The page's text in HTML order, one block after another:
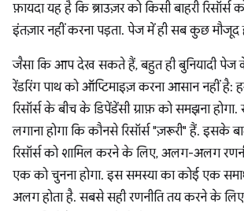
फ़ायदा यह है कि ब्राउज़र को किसी बाहरी
इंतज़ार नहीं करना पड़ता. पेज में ही सब कुछ मौजूद
जैसा कि आप देख सकते हैं, बहुत ही बुनियादी पेज
रेंडरिंग पाथ को ऑप्टिमाइज़ करना आसान नहीं
रिसॉर्स के बीच के डिपेंडेंसी ग्राफ़ को समझना होगा.
लगाना होगा कि कौनसे रिसॉर्स "ज़रूरी" हैं. इसके
रिसॉर्स को शामिल करने के लिए, अलग-अलग
एक को चुनना होगा. इस समस्या का कोई एक
अलग होता है. सबसे सही रणनीति तय करने के